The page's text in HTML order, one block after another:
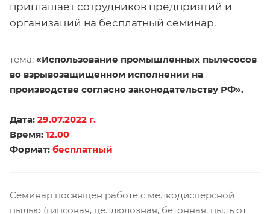
приглашает сотрудников предприятий и
организаций на бесплатный семинар.
тема: «Использование промышленных пылесосов
во взрывозащищенном исполнении на
производстве согласно законодательству РФ».
Дата: 29.07.2022 г.
Время: 12.00
Формат: бесплатный
Семинар посвящен работе с мелкодисперсной
пылью (гипсовая, целлюлозная, бетонная, пыль от